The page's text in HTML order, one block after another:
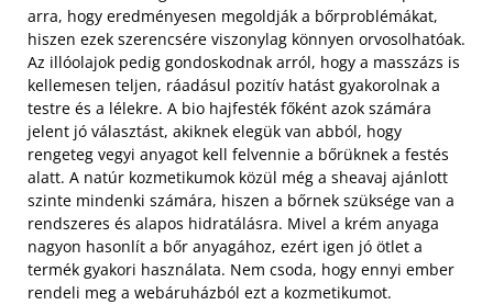
arra, hogy eredményesen megoldják a bőrproblémákat,
hiszen ezek szerencsére viszonylag könnyen orvosolhatóak.
Az illóolajok pedig gondoskodnak arról, hogy a masszázs is
kellemesen teljen, ráadásul pozitív hatást gyakorolnak a
testre és a lélekre. A bio hajfesték főként azok számára
jelent jó választást, akiknek elegük van abból, hogy
rengeteg vegyi anyagot kell felvennie a bőrüknek a festés
alatt. A natúr kozmetikumok közül még a sheavaj ajánlott
szinte mindenki számára, hiszen a bőrnek szüksége van a
rendszeres és alapos hidratálásra. Mivel a krém anyaga
nagyon hasonlít a bőr anyagához, ezért igen jó ötlet a
termék gyakori használata. Nem csoda, hogy ennyi ember
rendeli meg a webáruházból ezt a kozmetikumot.